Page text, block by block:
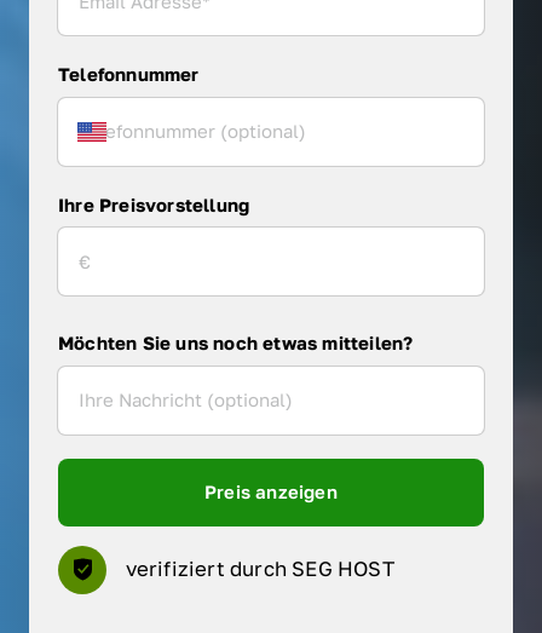
Telefonnummer
Ihre Preisvorstellung
Möchten Sie uns noch etwas mitteilen?
Preis anzeigen
verifiziert durch SEG HOST